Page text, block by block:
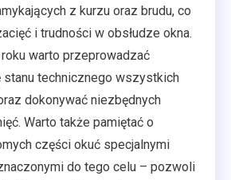
z kurzu oraz brudu, co
i trudności w obsłudze okna.
warto przeprowadzać
stanu technicznego wszystkich
dokonywać niezbędnych
Warto także pamiętać o
części okuć specjalnymi
do tego celu – pozwoli